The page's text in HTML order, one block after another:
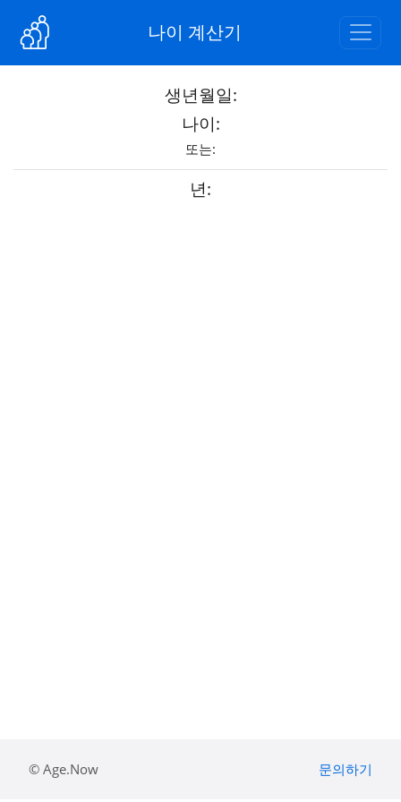
나이 계산기
생년월일:
나이:
또는:
년:
© Age.Now 문의하기